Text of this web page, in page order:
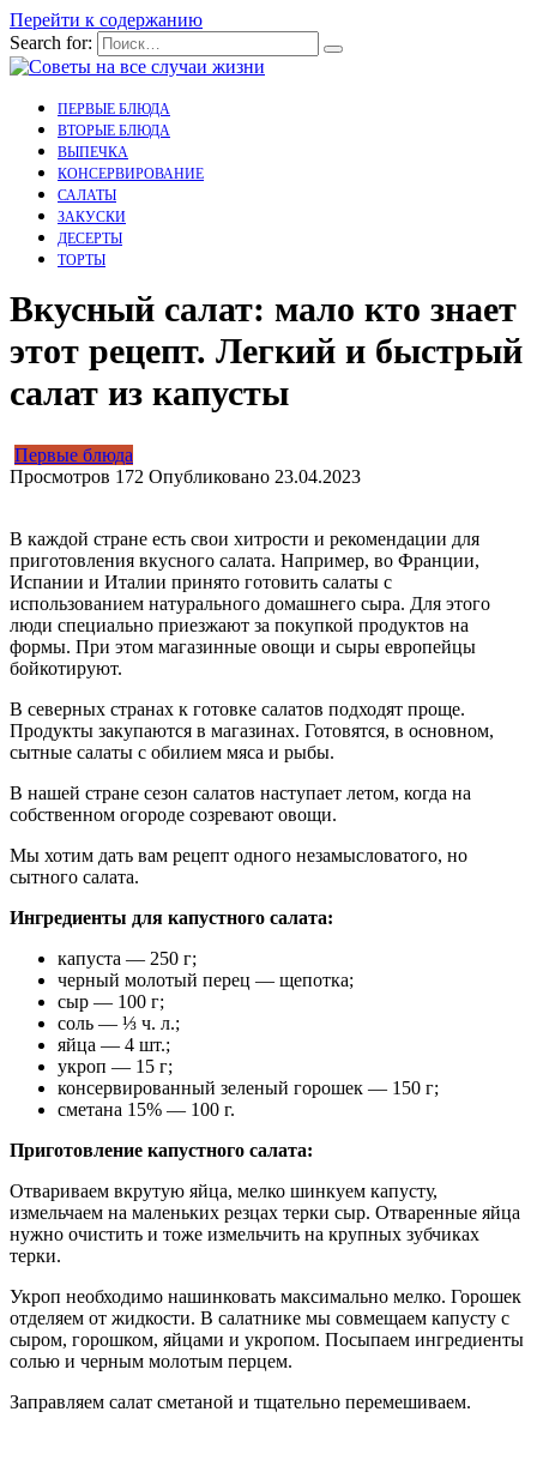
Перейти к содержанию
Search for:
ПЕРВЫЕ БЛЮДА
ВТОРЫЕ БЛЮДА
ВЫПЕЧКА
КОНСЕРВИРОВАНИЕ
САЛАТЫ
ЗАКУСКИ
ДЕСЕРТЫ
ТОРТЫ
Вкусный салат: мало кто знает
этот рецепт. Легкий и быстрый
салат из капусты
Первые блюда
Просмотров 172 Опубликовано 23.04.2023
В каждой стране есть свои хитрости и рекомендации для
приготовления вкусного салата. Например, во Франции,
Испании и Италии принято готовить салаты с
использованием натурального домашнего сыра. Для этого
люди специально приезжают за покупкой продуктов на
формы. При этом магазинные овощи и сыры европейцы
бойкотируют.
В северных странах к готовке салатов подходят проще.
Продукты закупаются в магазинах. Готовятся, в основном,
сытные салаты с обилием мяса и рыбы.
В нашей стране сезон салатов наступает летом, когда на
собственном огороде созревают овощи.
Мы хотим дать вам рецепт одного незамысловатого, но
сытного салата.
Ингредиенты для капустного салата:
капуста — 250 г;
черный молотый перец — щепотка;
сыр — 100 г;
соль — ⅓ ч. л.;
яйца — 4 шт.;
укроп — 15 г;
консервированный зеленый горошек — 150 г;
сметана 15% — 100 г.
Приготовление капустного салата:
Отвариваем вкрутую яйца, мелко шинкуем капусту,
измельчаем на маленьких резцах терки сыр. Отваренные яйца
нужно очистить и тоже измельчить на крупных зубчиках
терки.
Укроп необходимо нашинковать максимально мелко. Горошек
отделяем от жидкости. В салатнике мы совмещаем капусту с
сыром, горошком, яйцами и укропом. Посыпаем ингредиенты
солью и черным молотым перцем.
Заправляем салат сметаной и тщательно перемешиваем.